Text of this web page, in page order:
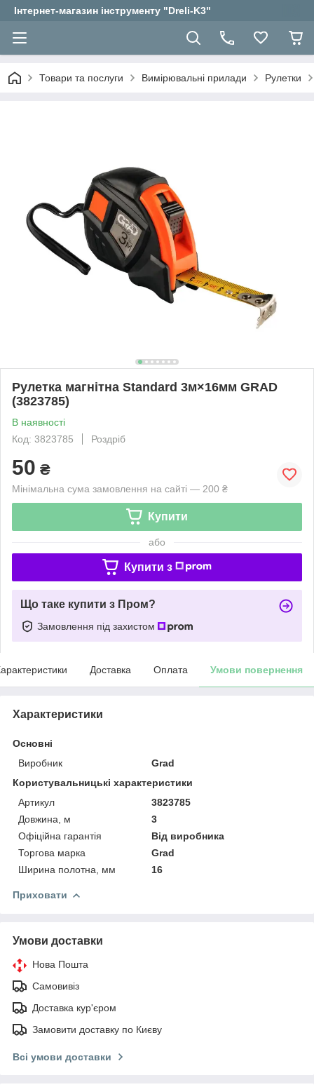
Інтернет-магазин інструменту "Dreli-K3"
Товари та послуги Вимірювальні прилади Рулетки
Рулетка магнітна Standard 3м×16мм GRAD
(3823785)
В наявності
Код: 3823785
Роздріб
50 ₴
Мінімальна сума замовлення на сайті — 200 ₴
Купити
або
Купити з
Що таке купити з Пром?
Замовлення під захистом
Доставка Оплата Умови повернення
Характеристики
Основні
Виробник
Grad
Користувальницькі характеристики
Артикул
3823785
Довжина, м
3
Офіційна гарантія
Від виробника
Торгова марка
Grad
Ширина полотна, мм
16
Приховати
Умови доставки
Нова Пошта
Самовивіз
Доставка кур'єром
Замовити доставку по Києву
Всі умови доставки